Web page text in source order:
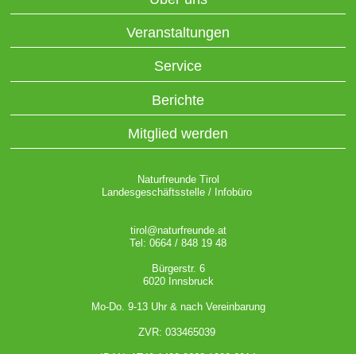
Veranstaltungen
Service
Berichte
Mitglied werden
Naturfreunde Tirol
Landesgeschäftsstelle / Infobüro
tirol@naturfreunde.at
Tel: 0664 / 848 19 48
Bürgerstr. 6
6020 Innsbruck
Mo-Do. 9-13 Uhr & nach Vereinbarung
ZVR: 033465039